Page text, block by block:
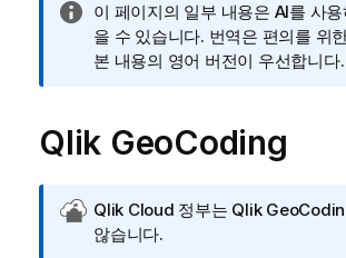
이 페이지의 일부 내용은 AI를 사
을 수 있습니다. 번역은 편의를 위
본 내용의 영어 버전이 우선합니다.
Qlik GeoCoding
Q
l
Qlik Cloud 정부는 Qlik
않습니다.